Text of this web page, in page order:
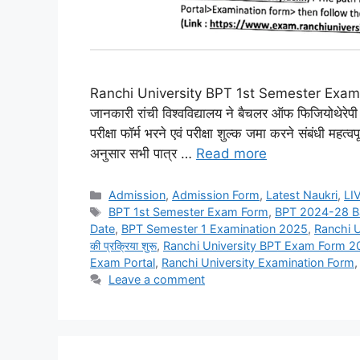
Ranchi University BPT 1st Semester Exam
जानकारी रांची विश्वविद्यालय ने बैचलर ऑफ
परीक्षा फॉर्म भरने एवं परीक्षा शुल्क जमा करने संबंधी
अनुसार सभी पात्र … Read more
Admission, Admission Form, Latest Naukri,
BPT 1st Semester Exam Form, BPT 2024-28
Date, BPT Semester 1 Examination 2025, Ranchi
की प्रक्रिया शुरू, Ranchi University BPT Exam Form
Exam Portal, Ranchi University Examination Form,
Leave a comment